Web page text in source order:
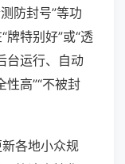
防封号”等功
牌特别好”或“透
台运行、自动
性高”“不被封
各地小众规